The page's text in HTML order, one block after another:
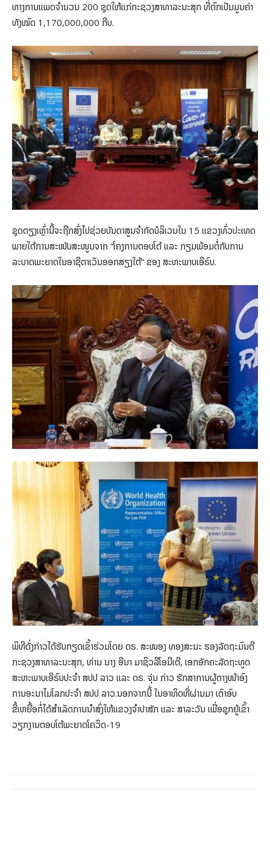
ທາງການແພດຈໍານວນ 200 ຊຸດໃຫ້ແກ່ກະຊວງສາທາລະນະສຸກ ທີ່ຕົກເປັນມູນຄ່າ
ທັງໝົດ 1,170,000,000 ກີບ.
ຊຸດຕຽງເຫຼົ່ານີ້ຈະຖືກສົ່ງໄປຊ່ວຍບັນດາສູນຈໍາກັດບໍລິເວນໃນ 15 ແຂວງທົ່ວປະເທດ
ພາຍໃຕ້ການສະໜັບສະໜູນຈາກ “ໂຄງການຕອບໂຕ້ ແລະ ກຽມພ້ອມຕໍ່ກັບການ
ລະບາດພະຍາດໃນອາຊີຕາເວັນອອກສຽງໃຕ້” ຂອງ ສະຫະພາບເອີຣົບ.
ພິທີດັ່ງກ່າວໄດ້ຮັບກຽດເຂົ້າຮ່ວມໂດຍ ດຣ. ສະໜອງ ທອງສະນະ ຮອງລັດຖະມົນຕີ
ກະຊວງສາທາລະນະສຸກ, ທ່ານ ນາງ ອີນາ ມາຊິວລີໂອນີເຕີ, ເອກອັກຄະລັດຖະທູດ
ສະຫະພາບເອີຣົບປະຈຳ ສປປ ລາວ ແລະ ດຣ. ຈຸ່ນ ກ່າວ ຮັກສາການຜູ້ຕາງໜ້າອົງ
ການອະນາໄມໂລກປະຈໍາ ສປປ ລາວ.ນອກຈາກນີ້ ໃນອາທິດທີ່ຜ່ານມາ ເຕົາອົບ
ຂີ້ເຫຍື້ອກໍ່ໄດ້ສໍາເລັດການນໍາສົ່ງໃຫ້ແຂວງຈໍາປາສັກ ແລະ ສາລະວັນ ເພື່ອຊຸກຍູ້ເຂົ້າ
ວຽກງານຕອບໂຕ້ພະຍາດໂຄວິດ-19